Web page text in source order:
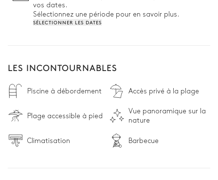
vos dates.
Sélectionnez une période pour en savoir plus.
SÉLECTIONNER LES DATES
LES INCONTOURNABLES
Piscine à débordement Accès privé à la plage
Plage accessible à pied
Vue panoramique sur la
nature
Climatisation Barbecue